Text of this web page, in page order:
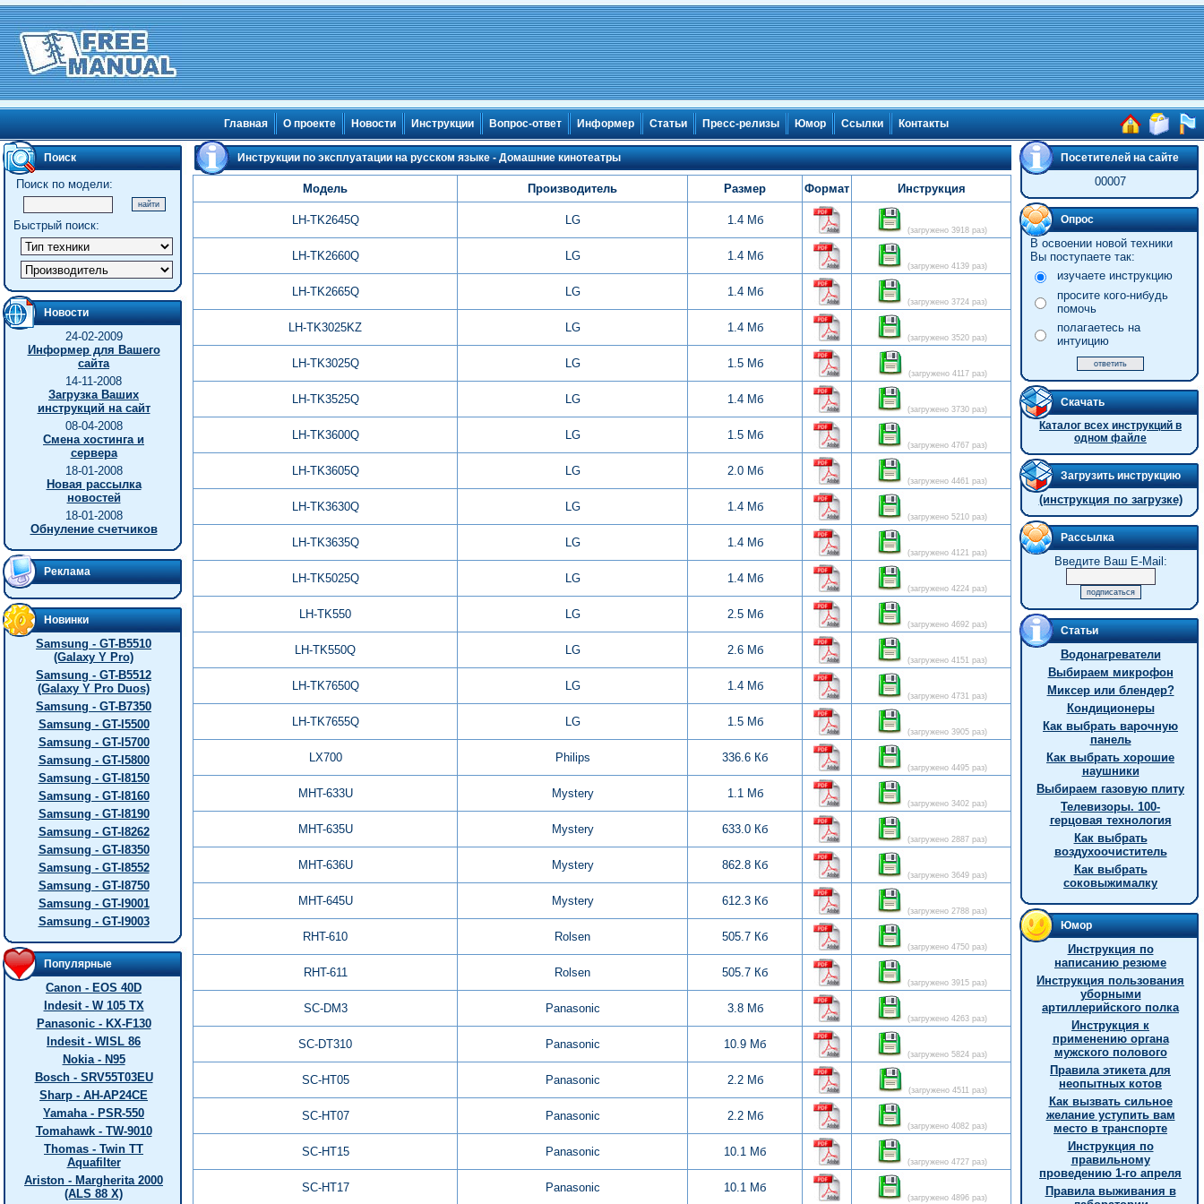
Главная О проекте Новости Инструкции Вопрос-ответ Информер Статьи Пресс-релизы Юмор Ссылки Контакты
Поиск
Поиск по модели:
Быстрый поиск:
Новости
24-02-2009
Информер для Вашего
сайта
14-11-2008
Загрузка Ваших
инструкций на сайт
08-04-2008
Смена хостинга и
сервера
18-01-2008
Новая рассылка
новостей
18-01-2008
Обнуление счетчиков
Реклама
Новинки
Samsung - GT-B5510
(Galaxy Y Pro)
Samsung - GT-B5512
(Galaxy Y Pro Duos)
Samsung - GT-B7350
Samsung - GT-I5500
Samsung - GT-I5700
Samsung - GT-I5800
Samsung - GT-I8150
Samsung - GT-I8160
Samsung - GT-I8190
Samsung - GT-I8262
Samsung - GT-I8350
Samsung - GT-I8552
Samsung - GT-I8750
Samsung - GT-I9001
Samsung - GT-I9003
Популярные
Canon - EOS 40D
Indesit - W 105 TX
Panasonic - KX-F130
Indesit - WISL 86
Nokia - N95
Bosch - SRV55T03EU
Sharp - AH-AP24CE
Yamaha - PSR-550
Tomahawk - TW-9010
Thomas - Twin TT
Aquafilter
Ariston - Margherita 2000
(ALS 88 X)
Инструкции по эксплуатации на русском языке - Домашние кинотеатры
Модель Производитель Размер Формат Инструкция
LH-TK2645Q LG 1.4 Мб
(загружено 3918 раз)
LH-TK2660Q LG 1.4 Мб
(загружено 4139 раз)
LH-TK2665Q LG 1.4 Мб
(загружено 3724 раз)
LH-TK3025KZ LG 1.4 Мб
(загружено 3520 раз)
LH-TK3025Q LG 1.5 Мб
(загружено 4117 раз)
LH-TK3525Q LG 1.4 Мб
(загружено 3730 раз)
LH-TK3600Q LG 1.5 Мб
(загружено 4767 раз)
LH-TK3605Q LG 2.0 Мб
(загружено 4461 раз)
LH-TK3630Q LG 1.4 Мб
(загружено 5210 раз)
LH-TK3635Q LG 1.4 Мб
(загружено 4121 раз)
LH-TK5025Q LG 1.4 Мб
(загружено 4224 раз)
LH-TK550 LG 2.5 Мб
(загружено 4692 раз)
LH-TK550Q LG 2.6 Мб
(загружено 4151 раз)
LH-TK7650Q LG 1.4 Мб
(загружено 4731 раз)
LH-TK7655Q LG 1.5 Мб
(загружено 3905 раз)
LX700 Philips 336.6 Кб
(загружено 4495 раз)
MHT-633U Mystery 1.1 Мб
(загружено 3402 раз)
MHT-635U Mystery 633.0 Кб
(загружено 2887 раз)
MHT-636U Mystery 862.8 Кб
(загружено 3649 раз)
MHT-645U Mystery 612.3 Кб
(загружено 2788 раз)
RHT-610 Rolsen 505.7 Кб
(загружено 4750 раз)
RHT-611 Rolsen 505.7 Кб
(загружено 3915 раз)
SC-DM3 Panasonic 3.8 Мб
(загружено 4263 раз)
SC-DT310 Panasonic 10.9 Мб
(загружено 5824 раз)
SC-HT05 Panasonic 2.2 Мб
(загружено 4511 раз)
SC-HT07 Panasonic 2.2 Мб
(загружено 4082 раз)
SC-HT15 Panasonic 10.1 Мб
(загружено 4727 раз)
SC-HT17 Panasonic 10.1 Мб
(загружено 4896 раз)
Посетителей на сайте
00007
Опрос
В освоении новой техники
Вы поступаете так:
изучаете инструкцию
просите кого-нибудь
помочь
полагаетесь на
интуицию
Скачать
Каталог всех инструкций в
одном файле
Загрузить инструкцию
(инструкция по загрузке)
Рассылка
Введите Ваш E-Mail:
Статьи
Водонагреватели
Выбираем микрофон
Миксер или блендер?
Кондиционеры
Как выбрать варочную
панель
Как выбрать хорошие
наушники
Выбираем газовую плиту
Телевизоры. 100-
герцовая технология
Как выбрать
воздухоочиститель
Как выбрать
соковыжималку
Юмор
Инструкция по
написанию резюме
Инструкция пользования
уборными
артиллерийского полка
Инструкция к
применению органа
мужского полового
Правила этикета для
неопытных котов
Как вызвать сильное
желание уступить вам
место в транспорте
Инструкция по
правильному
проведению 1-го апреля
Правила выживания в